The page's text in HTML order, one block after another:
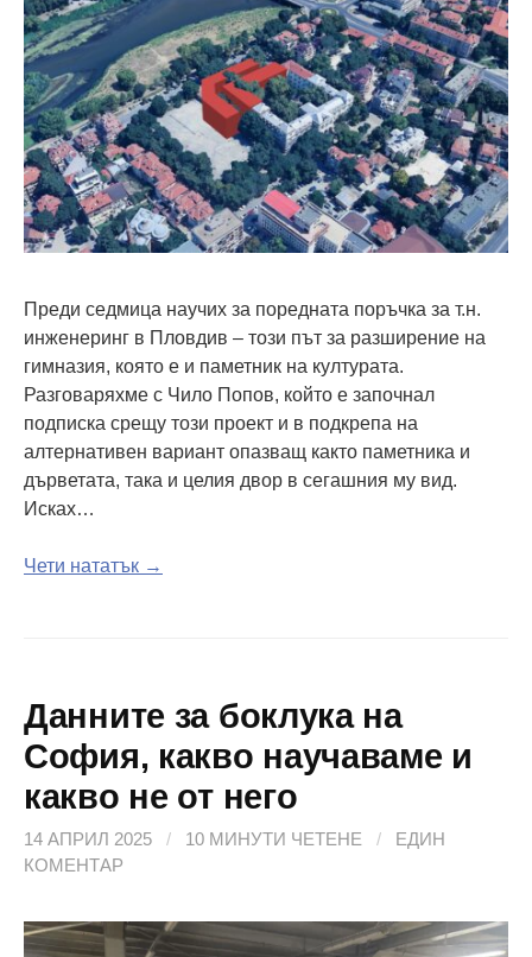
Преди седмица научих за поредната поръчка за т.н.
инженеринг в Пловдив – този път за разширение на
гимназия, която е и паметник на културата.
Разговаряхме с Чило Попов, който е започнал
подписка срещу този проект и в подкрепа на
алтернативен вариант опазващ както паметника и
дърветата, така и целия двор в сегашния му вид.
Исках…
Чети нататък →
Данните за боклука на
София, какво научаваме и
какво не от него
14 АПРИЛ 2025 / 10 МИНУТИ ЧЕТЕНЕ /
ЕДИН
КОМЕНТАР